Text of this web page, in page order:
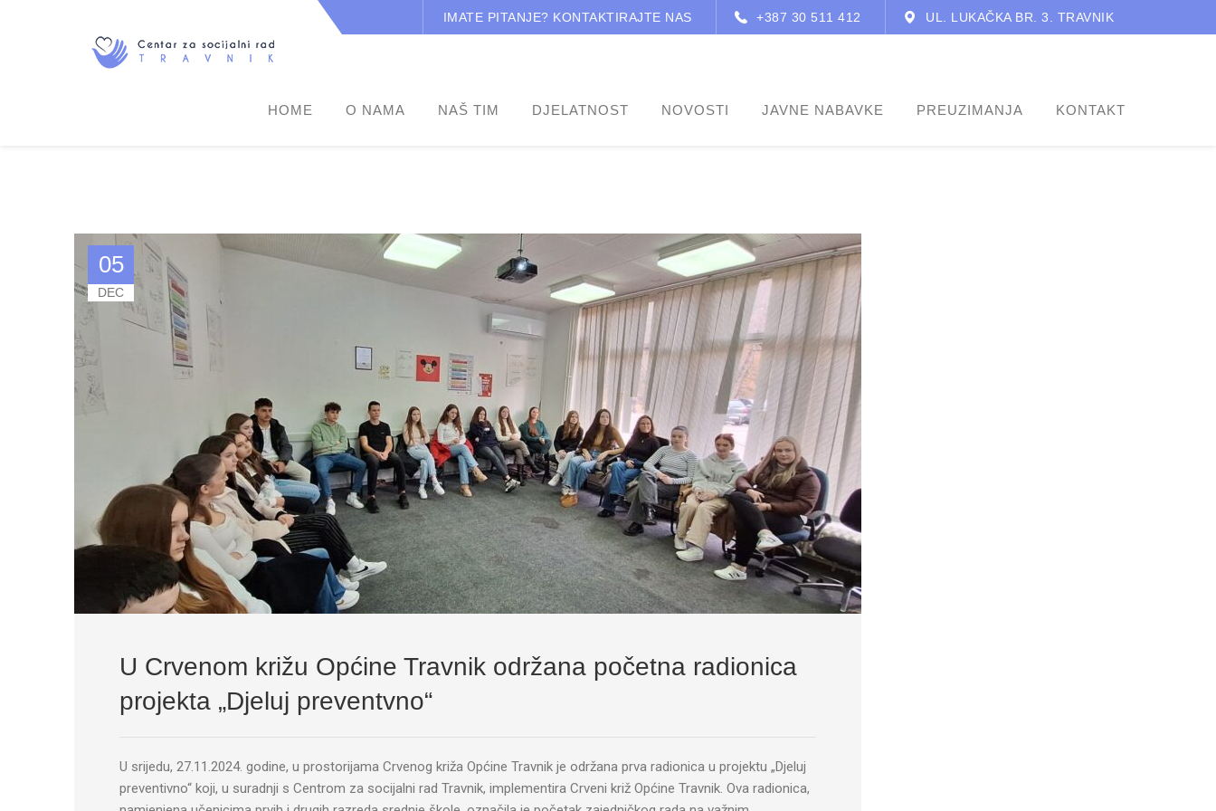
IMATE PITANJE? KONTAKTIRAJTE NAS +387 30 511 412 UL. LUKAČKA BR. 3. TRAVNIK
HOME O NAMA NAŠ TIM DJELATNOST NOVOSTI JAVNE NABAVKE PREUZIMANJA KONTAKT
05
DEC
U Crvenom križu Općine Travnik održana početna radionica
projekta „Djeluj preventvno“
U srijedu, 27.11.2024. godine, u prostorijama Crvenog križa Općine Travnik je održana prva radionica u projektu „Djeluj
preventivno“ koji, u suradnji s Centrom za socijalni rad Travnik, implementira Crveni križ Općine Travnik. Ova radionica,